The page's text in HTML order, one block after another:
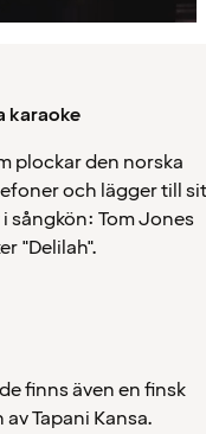
karaoke
plockar den norska
och lägger till
sångkön: Tom Jones
"Delilah".
finns även en finsk
Tapani Kansa.